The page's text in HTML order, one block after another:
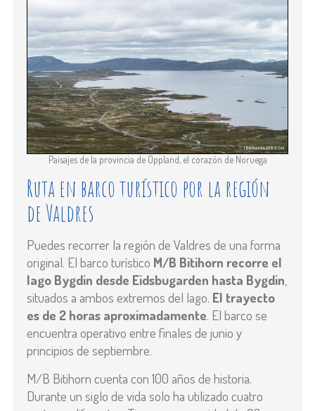
Paisajes de la provincia de Oppland, el corazón de Noruega
Ruta en barco turístico por la región
de Valdres
Puedes recorrer la región de Valdres de una forma
original. El barco turístico M/B Bitihorn recorre el
lago Bygdin desde Eidsbugarden hasta Bygdin,
situados a ambos extremos del lago. El trayecto
es de 2 horas aproximadamente. El barco se
encuentra operativo entre finales de junio y
principios de septiembre.
M/B Bitihorn cuenta con 100 años de historia.
Durante un siglo de vida solo ha utilizado cuatro